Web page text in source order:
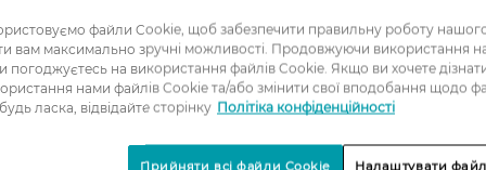
якості - шампунь з цієї ж серії жовтизну
краще живить волосся. Напевно, наступного
ж серії, а маску - іншої.
на светлых волосах нейтрализует. Очень
файли Cookie, щоб забезпечити правильну роботу
вам максимально зручні можливості. Продовжуючи використання
погоджуєтесь на використання файлів Cookie. Якщо ви хочете
нами файлів Cookie та/або змінити свої вподобання щодо
ласка, відвідайте сторінку Політіка конфіденційності
Налаштувати
Прийняти всі файли Cookie